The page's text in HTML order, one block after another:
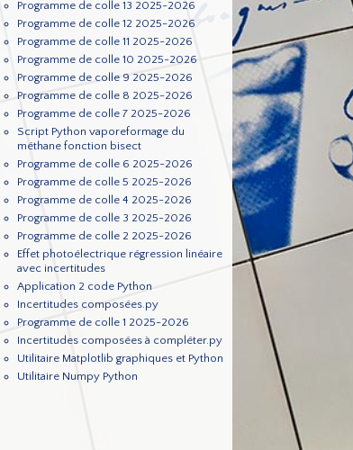
Programme de colle 13 2025-2026
Programme de colle 12 2025-2026
Programme de colle 11 2025-2026
Programme de colle 10 2025-2026
Programme de colle 9 2025-2026
Programme de colle 8 2025-2026
Programme de colle 7 2025-2026
Script Python vaporeformage du
méthane fonction bisect
Programme de colle 6 2025-2026
Programme de colle 5 2025-2026
Programme de colle 4 2025-2026
Programme de colle 3 2025-2026
Programme de colle 2 2025-2026
Effet photoélectrique régression linéaire
avec incertitudes
Application 2 code Python
Incertitudes composées.py
Programme de colle 1 2025-2026
Incertitudes composées à compléter.py
Utilitaire Matplotlib graphiques et Python
Utilitaire Numpy Python